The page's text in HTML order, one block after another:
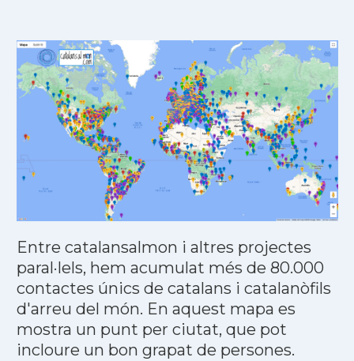
Entre catalansalmon i altres projectes
paral·lels, hem acumulat més de 80.000
contactes únics de catalans i catalanòfils
d'arreu del món. En aquest mapa es
mostra un punt per ciutat, que pot
incloure un bon grapat de persones.